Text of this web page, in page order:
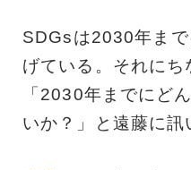
SDGsは2030年ま
げている。それに
「2030年までにど
いか？」と遠藤に訊